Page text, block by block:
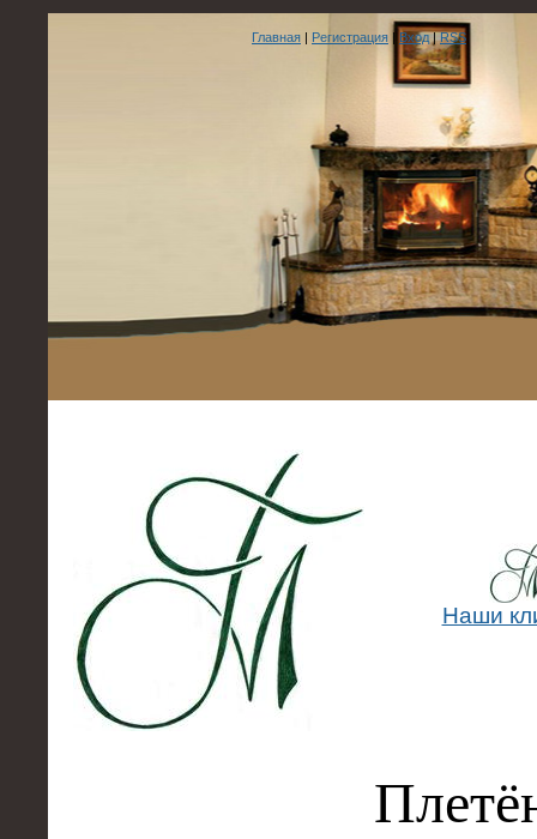
Главная | Регистрация | Вход|RSS
Наши